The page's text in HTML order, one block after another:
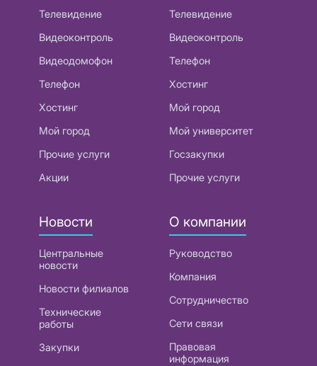
Телевидение
Видеоконтроль
Видеодомофон
Телефон
Хостинг
Мой город
Прочие услуги
Акции
Телевидение
Видеоконтроль
Телефон
Хостинг
Мой город
Мой университет
Госзакупки
Прочие услуги
Новости
Центральные
новости
Новости филиалов
Технические
работы
Закупки
О компании
Руководство
Компания
Сотрудничество
Сети связи
Правовая
информация